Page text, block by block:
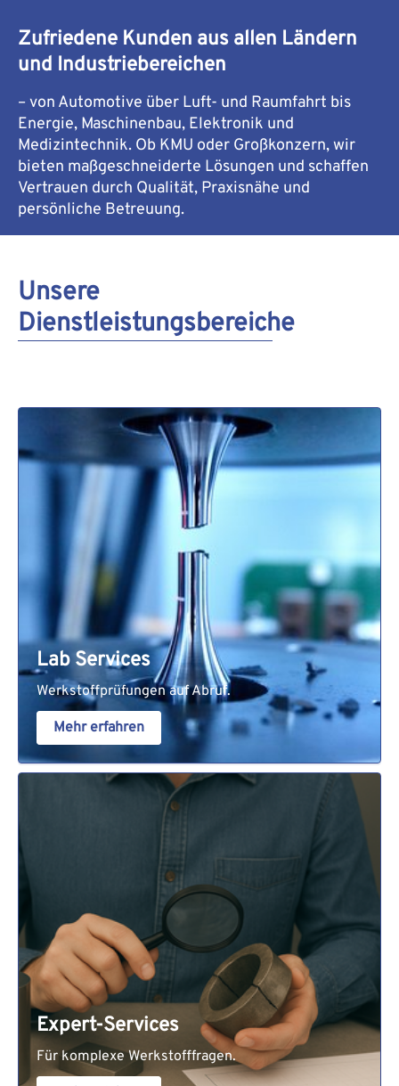
Zufriedene Kunden aus allen Ländern
und Industriebereichen
– von Automotive über Luft- und Raumfahrt bis
Energie, Maschinenbau, Elektronik und
Medizintechnik. Ob KMU oder Großkonzern, wir
bieten maßgeschneiderte Lösungen und schaffen
Vertrauen durch Qualität, Praxisnähe und
persönliche Betreuung.
Unsere
Dienstleistungsbereiche
Lab Services
Werkstoffprüfungen auf Abruf.
Mehr erfahren
Expert-Services
Für komplexe Werkstofffragen.